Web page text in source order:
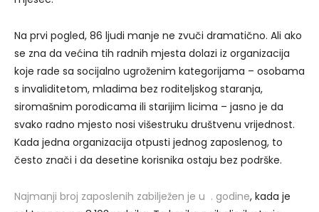
Na prvi pogled, 86 ljudi manje ne zvuči dramatično. Ali ako
se zna da većina tih radnih mjesta dolazi iz organizacija
koje rade sa socijalno ugroženim kategorijama – osobama
s invaliditetom, mladima bez roditeljskog staranja,
siromašnim porodicama ili starijim licima – jasno je da
svako radno mjesto nosi višestruku društvenu vrijednost.
Kada jedna organizacija otpusti jednog zaposlenog, to
često znači i da desetine korisnika ostaju bez podrške.
Najmanji broj zaposlenih zabilježen je u . godine, kada je